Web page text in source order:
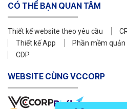
CÓ THỂ BẠN QUAN TÂM
Thiết kế website theo yêu cầu
Thiết kế App
Phần mềm
CDP
WEBSITE CÙNG VCCORP